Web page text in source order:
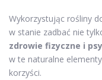
Wykorzystując rośliny
w stanie zadbać nie
zdrowie fizyczne i
w te naturalne
korzyści.